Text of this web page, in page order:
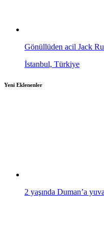
Gönüllüden acil Jack
İstanbul, Türkiye
Yeni Eklenenler
2 yaşında Duman’a